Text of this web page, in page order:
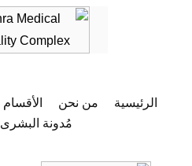
الرئيسية من نحن الأقسام
مُدونة البشرى